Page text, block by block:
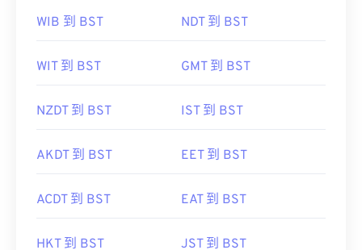
WIB 到 BST NDT 到 BST
WIT 到 BST GMT 到 BST
NZDT 到 BST IST 到 BST
AKDT 到 BST EET 到 BST
ACDT 到 BST EAT 到 BST
HKT 到 BST JST 到 BST